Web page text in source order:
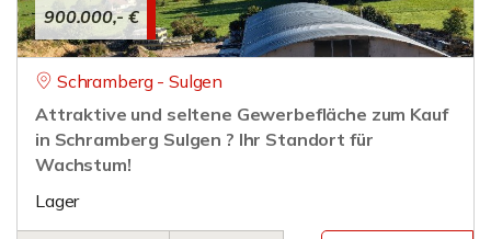
900.000,- €
Schramberg - Sulgen
Attraktive und seltene Gewerbefläche zum Kauf
in Schramberg Sulgen ? Ihr Standort für
Wachstum!
Lager